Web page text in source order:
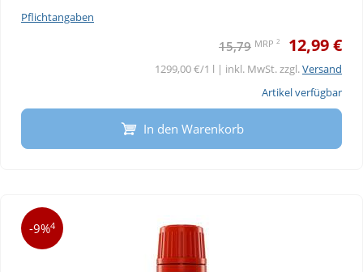
Pflichtangaben
15,79 MRP 2 12,99 €
1299,00 €/1 l | inkl. MwSt. zzgl.Versand
Artikel verfügbar
In den Warenkorb
-9%4